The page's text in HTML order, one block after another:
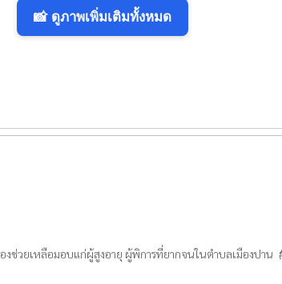
📸 ดูภาพเพิ่มเติมทั้งหมด
งช่วยเหลือมอบแก่ผู้สูงอายุ ผู้พิการที่ยากจนในตำบลเมืองปาน